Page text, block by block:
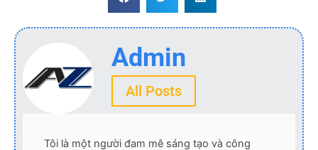
Admin
All Posts
Tôi là một người đam mê sáng tạo và công